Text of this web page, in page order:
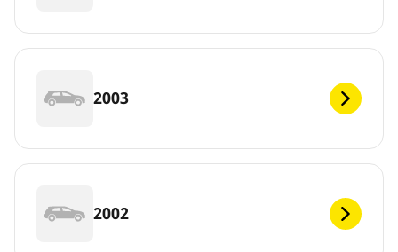
2003
2002